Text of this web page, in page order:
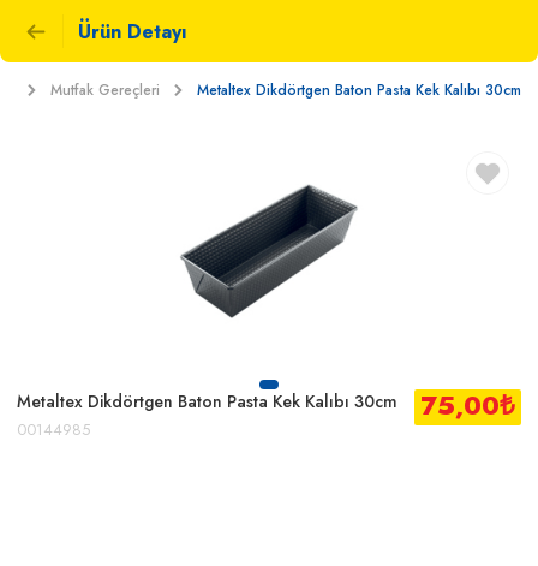
Ürün Detayı
Mutfak Gereçleri Metaltex Dikdörtgen Baton Pasta Kek Kalıbı 30cm
Metaltex Dikdörtgen Baton Pasta Kek Kalıbı 30cm
00144985
75,00₺